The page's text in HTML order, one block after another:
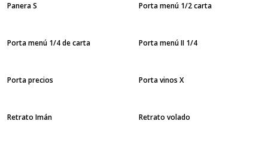
Panera S Porta menú 1/2 carta
Porta menú 1/4 de carta Porta menú II 1/4
Porta precios Porta vinos X
Retrato Imán Retrato volado